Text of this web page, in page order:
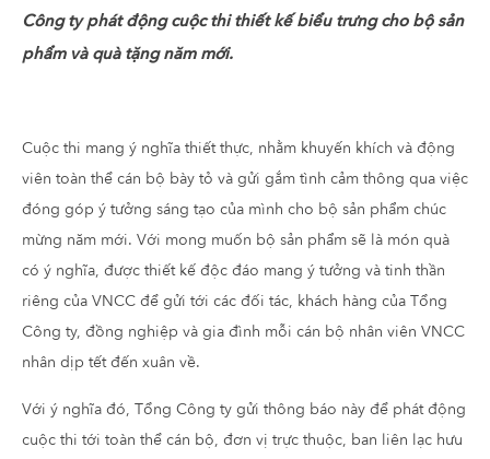
Công ty phát động cuộc thi thiết kế biểu trưng cho bộ sản
phẩm và quà tặng năm mới.
Cuộc thi mang ý nghĩa thiết thực, nhằm khuyến khích và động
viên toàn thể cán bộ bày tỏ và gửi gắm tình cảm thông qua việc
đóng góp ý tưởng sáng tạo của mình cho bộ sản phẩm chúc
mừng năm mới. Với mong muốn bộ sản phẩm sẽ là món quà
có ý nghĩa, được thiết kế độc đáo mang ý tưởng và tinh thần
riêng của VNCC để gửi tới các đối tác, khách hàng của Tổng
Công ty, đồng nghiệp và gia đình mỗi cán bộ nhân viên VNCC
nhân dịp tết đến xuân về.
Với ý nghĩa đó, Tổng Công ty gửi thông báo này để phát động
cuộc thi tới toàn thể cán bộ, đơn vị trực thuộc, ban liên lạc hưu